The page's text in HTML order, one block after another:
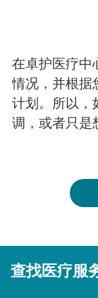
在卓护医疗中
情况，并根据
计划。所以，
调，或者只是
查找医疗服